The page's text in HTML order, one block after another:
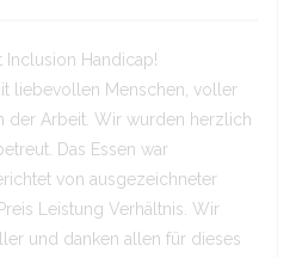
Handicap!
liebevollen Menschen, voller
der Arbeit. Wir wurden herzlich
Das Essen war
von ausgezeichneter
Leistung Verhältnis. Wir
und danken allen für dieses